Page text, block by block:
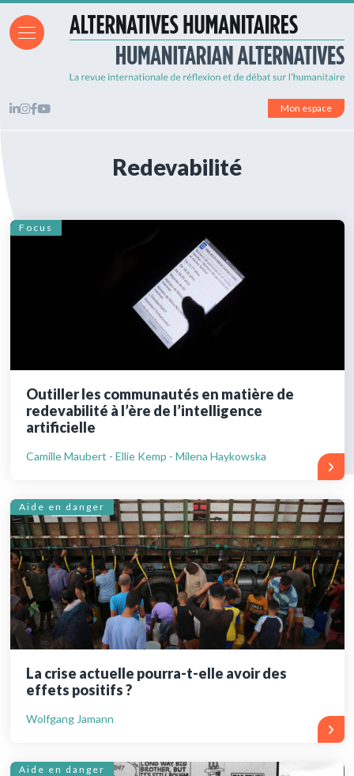
Mon espace
Redevabilité
Focus
Outiller les communautés en matière de
redevabilité à l’ère de l’intelligence
artificielle
Camille Maubert - Ellie Kemp - Milena Haykowska
Aide en danger
La crise actuelle pourra-t-elle avoir des
effets positifs ?
Wolfgang Jamann
Aide en danger